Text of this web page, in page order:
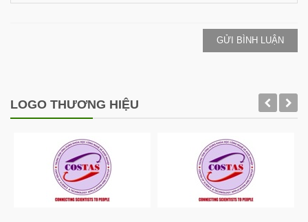
GỬI BÌNH LUẬN
LOGO THƯƠNG HIỆU